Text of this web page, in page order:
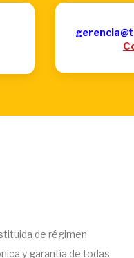
de régimen
y garantía de todas